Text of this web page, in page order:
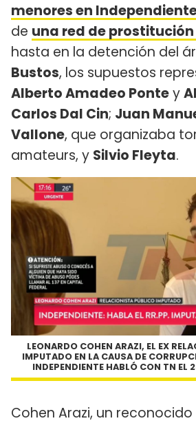
menores en
de una red de prostitución
hasta en la detención del
Bustos, los supuestos
Alberto Amadeo Pontey
Carlos Dal Cin; Juan
Vallone, que organizaba
amateurs, y Silvio Fleyta.
LEONARDO COHEN ARAZI, EL EX
IMPUTADO EN LA CAUSA DE
INDEPENDIENTE HABLÓ CON TN EL
Cohen Arazi, un reconocido